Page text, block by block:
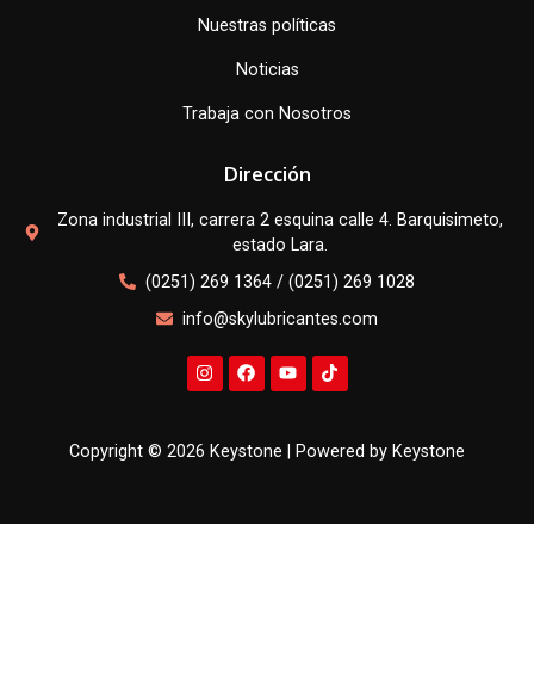
Nuestras políticas
Noticias
Trabaja con Nosotros
Dirección
Zona industrial III, carrera 2 esquina calle 4. Barquisimeto,
estado Lara.
(0251) 269 1364 / (0251) 269 1028
info@skylubricantes.com
Copyright © 2026 Keystone | Powered by Keystone